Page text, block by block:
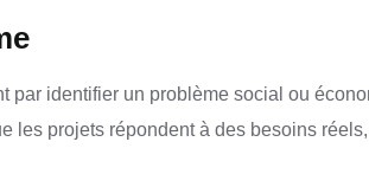
par identifier un problème social ou
les projets répondent à des besoins